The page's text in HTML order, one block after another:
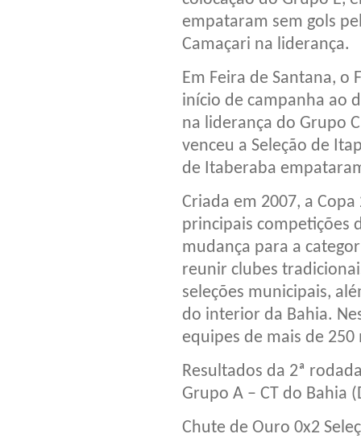
empataram sem gols
Camaçari na liderança.
Em Feira de Santana,
início de campanha ao
na liderança do Grupo
venceu a Seleção de
de Itaberaba
Criada em 2007, a
principais competições
mudança para a
reunir clubes
seleções municipais,
do interior da Bahia.
equipes de mais de
Resultados da 2ª
Grupo A – CT do Bahia
Chute de Ouro 0x2